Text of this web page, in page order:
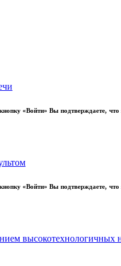
«Войти» Вы подтверждаете,
«Войти» Вы подтверждаете,